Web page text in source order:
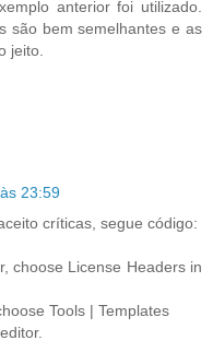
anterior foi utilizado.
são bem semelhantes e as
jeito.
23:59
críticas, segue código:
choose License Headers in
Tools | Templates